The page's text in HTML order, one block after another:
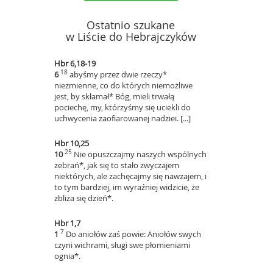
Ostatnio szukane
w Liście do Hebrajczyków
Hbr 6,18-19
618 abyśmy przez dwie rzeczy*
niezmienne, co do których niemożliwe
jest, by skłamał* Bóg, mieli trwałą
pociechę, my, którzyśmy się uciekli do
uchwycenia zaofiarowanej nadziei. [...]
Hbr 10,25
1025 Nie opuszczajmy naszych wspólnych
zebrań*, jak się to stało zwyczajem
niektórych, ale zachęcajmy się nawzajem, i
to tym bardziej, im wyraźniej widzicie, że
zbliża się dzień*.
Hbr 1,7
1 7 Do aniołów zaś powie: Aniołów swych
czyni wichrami, sługi swe płomieniami
ognia*.